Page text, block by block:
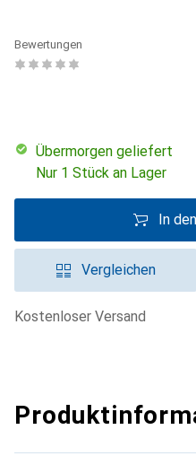
Bewertungen
übermorgen geliefert
Nur 1 Stück an Lager
In
Vergleichen
kostenloser Versand